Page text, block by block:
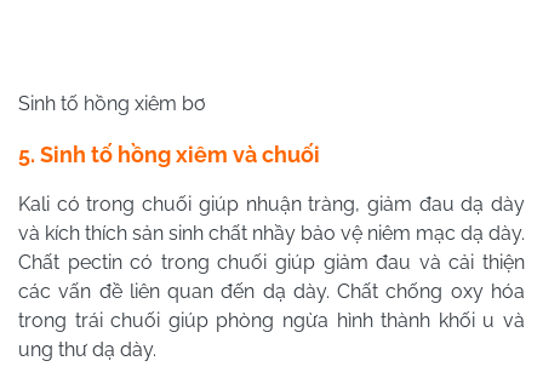
Sinh tố hồng xiêm bơ
5. Sinh tố hồng xiêm và chuối
Kali có trong chuối giúp nhuận tràng, giảm đau dạ dày
và kích thích sản sinh chất nhầy bảo vệ niêm mạc dạ dày.
Chất pectin có trong chuối giúp giảm đau và cải thiện
các vấn đề liên quan đến dạ dày. Chất chống oxy hóa
trong trái chuối giúp phòng ngừa hình thành khối u và
ung thư dạ dày.